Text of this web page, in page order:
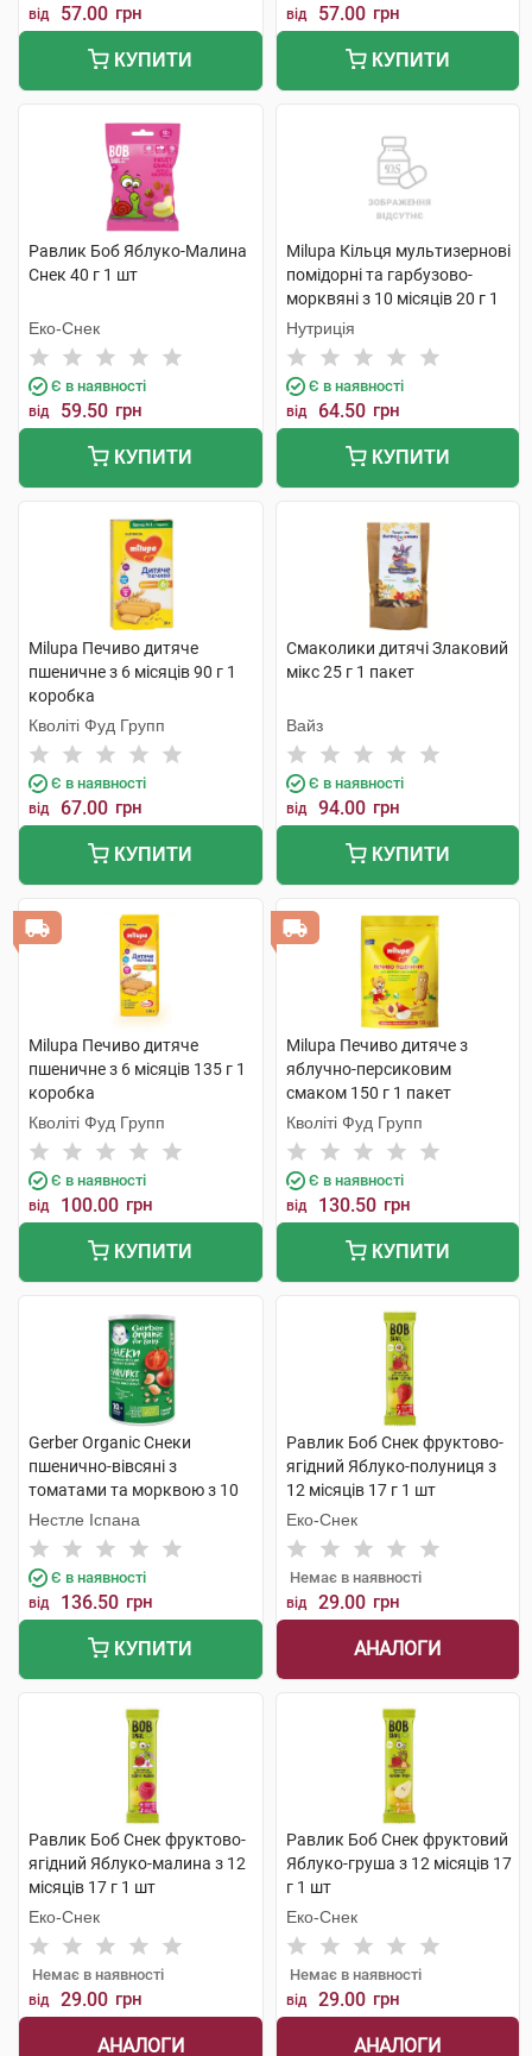
від 57.00 грн
КУПИТИ
від 57.00 грн
КУПИТИ
Равлик Боб Яблуко-Малина
Снек 40 г 1 шт
Еко-Снек
Є в наявності
від 59.50 грн
КУПИТИ
Milupa Кільця мультизернові
помідорні та гарбузово-
морквяні з 10 місяців 20 г 1
пакет
Нутриція
Є в наявності
від 64.50 грн
КУПИТИ
Milupa Печиво дитяче
пшеничне з 6 місяців 90 г 1
коробка
Кволіті Фуд Групп
Є в наявності
від 67.00 грн
КУПИТИ
Смаколики дитячі Злаковий
мікс 25 г 1 пакет
Вайз
Є в наявності
від 94.00 грн
КУПИТИ
Milupa Печиво дитяче
пшеничне з 6 місяців 135 г 1
коробка
Кволіті Фуд Групп
Є в наявності
від 100.00 грн
КУПИТИ
Milupa Печиво дитяче з
яблучно-персиковим
смаком 150 г 1 пакет
Кволіті Фуд Групп
Є в наявності
від 130.50 грн
КУПИТИ
Gerber Organic Снеки
пшенично-вівсяні з
томатами та морквою з 10
місяців 35 г 1 банка
Нестле Іспана
Є в наявності
від 136.50 грн
КУПИТИ
Равлик Боб Снек фруктово-
ягідний Яблуко-полуниця з
12 місяців 17 г 1 шт
Еко-Снек
Немає в наявності
від 29.00 грн
АНАЛОГИ
Равлик Боб Снек фруктово-
ягідний Яблуко-малина з 12
місяців 17 г 1 шт
Еко-Снек
Немає в наявності
від 29.00 грн
АНАЛОГИ
Равлик Боб Снек фруктовий
Яблуко-груша з 12 місяців 17
г 1 шт
Еко-Снек
Немає в наявності
від 29.00 грн
АНАЛОГИ